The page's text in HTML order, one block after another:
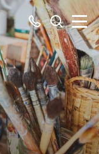
Tous
les
numéros
ici
Je